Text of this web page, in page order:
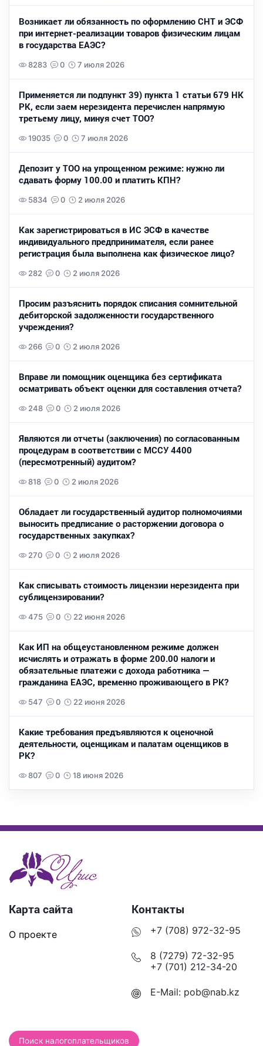
Возникает ли обязанность по оформлению СНТ и ЭСФ
при интернет-реализации товаров физическим лицам
в государства ЕАЭС?
8283 0 7 июля 2026
Применяется ли подпункт 39) пункта 1 статьи 679 НК
РК, если заем нерезидента перечислен напрямую
третьему лицу, минуя счет ТОО?
19035 0 7 июля 2026
Депозит у ТОО на упрощенном режиме: нужно ли
сдавать форму 100.00 и платить КПН?
5834 0 2 июля 2026
Как зарегистрироваться в ИС ЭСФ в качестве
индивидуального предпринимателя, если ранее
регистрация была выполнена как физическое лицо?
282 0 2 июля 2026
Просим разъяснить порядок списания сомнительной
дебиторской задолженности государственного
учреждения?
266 0 2 июля 2026
Вправе ли помощник оценщика без сертификата
осматривать объект оценки для составления отчета?
248 0 2 июля 2026
Являются ли отчеты (заключения) по согласованным
процедурам в соответствии с МССУ 4400
(пересмотренный) аудитом?
818 0 2 июля 2026
Обладает ли государственный аудитор полномочиями
выносить предписание о расторжении договора о
государственных закупках?
270 0 2 июля 2026
Как списывать стоимость лицензии нерезидента при
сублицензировании?
475 0 22 июня 2026
Как ИП на общеустановленном режиме должен
исчислять и отражать в форме 200.00 налоги и
обязательные платежи с дохода работника —
гражданина ЕАЭС, временно проживающего в РК?
547 0 22 июня 2026
Какие требования предъявляются к оценочной
деятельности, оценщикам и палатам оценщиков в
РК?
807 0 18 июня 2026
Карта сайта
О проекте
Контакты
+7 (708) 972-32-95
8 (7279) 72-32-95
+7 (701) 212-34-20
E-Mail: pob@nab.kz
Поиск налогоплательщиков